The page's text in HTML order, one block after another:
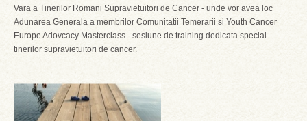
Vara a Tinerilor Romani Supravietuitori de Cancer - unde vor avea loc
Adunarea Generala a membrilor Comunitatii Temerarii si Youth Cancer
Europe Adovcacy Masterclass - sesiune de training dedicata special
tinerilor supravietuitori de cancer.